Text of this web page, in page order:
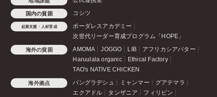
国内の貧困 コシツ
起業支援・人材育成
ボーダレスアカデミー
次世代リーダー育成プログラム「HOPE」
海外の貧困 AMOMA JOGGO LIB
アフリカシアバター
Haruulala organic
Ethical Factory
TAO's NATIVE CHICKEN
海外拠点 バングラデシュ ミャンマー
グアテマラ
エクアドル
タンザニア
フィリピン